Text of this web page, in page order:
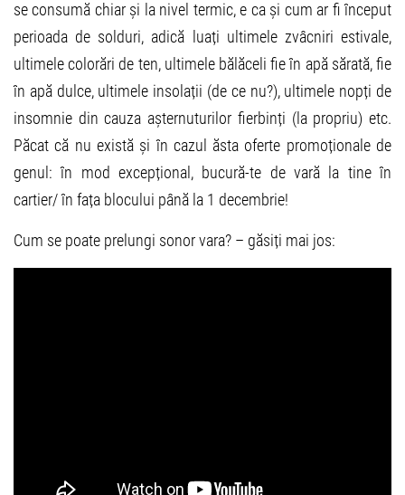
se consumă chiar și la nivel termic, e ca și cum ar fi început
perioada de solduri, adică luați ultimele zvâcniri estivale,
ultimele colorări de ten, ultimele bălăceli fie în apă sărată, fie
în apă dulce, ultimele insolații (de ce nu?), ultimele nopți de
insomnie din cauza așternuturilor fierbinți (la propriu) etc.
Păcat că nu există și în cazul ăsta oferte promoționale de
genul: în mod excepțional, bucură-te de vară la tine în
cartier/ în fața blocului până la 1 decembrie!
Cum se poate prelungi sonor vara? – găsiți mai jos: